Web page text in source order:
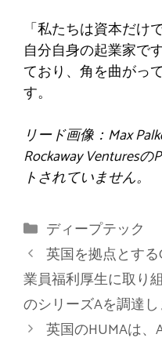
「私たちは資本だけ
自分自身の起業家で
ており、角を曲がっ
す。
リード画像：Max
Rockaway Ventures
トされていません。
カ
テ
ゴ
リ
ー
ディープテック
英国を拠点とす
業員福利厚生に取り
のシリーズAを調達
英国のHUMAは、